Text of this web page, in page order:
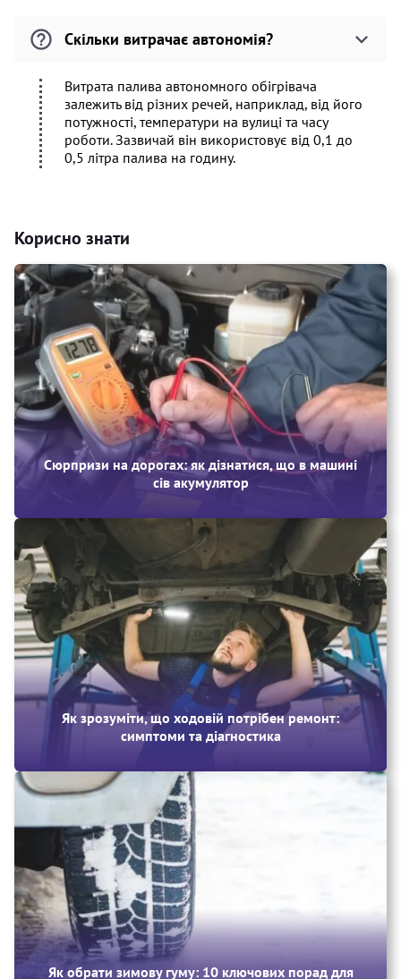
Скільки витрачає автономія?
Витрата палива автономного обігрівача
залежить від різних речей, наприклад, від його
потужності, температури на вулиці та часу
роботи. Зазвичай він використовує від 0,1 до
0,5 літра палива на годину.
Корисно знати
Сюрпризи на дорогах: як дізнатися, що в машині
сів акумулятор
Як зрозуміти, що ходовій потрібен ремонт:
симптоми та діагностика
Як обрати зимову гуму: 10 ключових порад для